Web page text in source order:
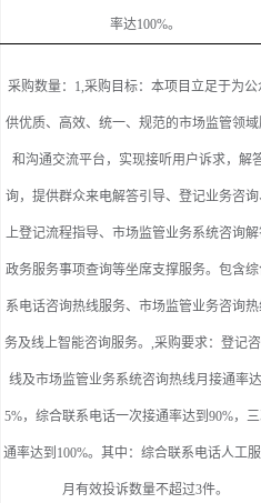
率达100%。
采购数量： 1,采购目标：本项目立足于为公
供优质、高效、统一、规范的市场监管领
和沟通交流平台，实现接听用户诉求，解
询，提供群众来电解答引导、登记业务咨询
上登记流程指导、市场监管业务系统咨询解
政务服务事项查询等坐席支撑服务。包含
系电话咨询热线服务、市场监管业务咨询
务及线上智能咨询服务。 ,采购要求：登记
线及市场监管业务系统咨询热线月接通率
5%，综合联系电话一次接通率达到90%，
通率达到 100%。其中：综合联系电话人工
月有效投诉数量不超过3件。